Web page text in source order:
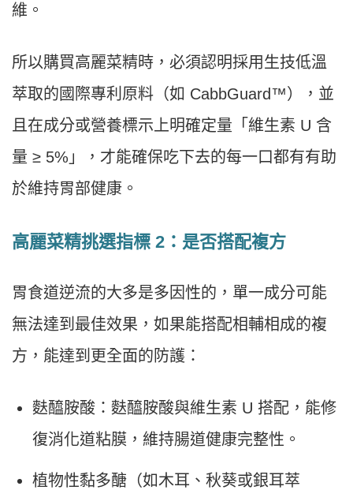
維。
所以購買高麗菜精時，必須認明採用生技低溫
萃取的國際專利原料（如 CabbGuard™），並
且在成分或營養標示上明確定量「維生素 U 含
量 ≥ 5%」，才能確保吃下去的每一口都有有助
於維持胃部健康。
高麗菜精挑選指標 2：是否搭配複方
胃食道逆流的大多是多因性的，單一成分可能
無法達到最佳效果，如果能搭配相輔相成的複
方，能達到更全面的防護：
麩醯胺酸：麩醯胺酸與維生素 U 搭配，能修
復消化道粘膜，維持腸道健康完整性。
植物性黏多醣（如木耳、秋葵或銀耳萃